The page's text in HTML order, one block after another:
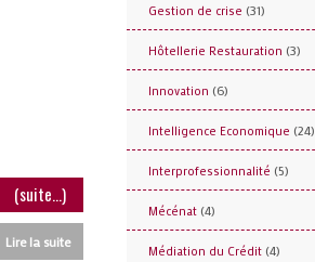
(suite…)
Lire la suite
Gestion de crise (31)
Hôtellerie Restauration (3)
Innovation (6)
Intelligence Economique (24)
Interprofessionnalité (5)
Mécénat (4)
Médiation du Crédit (4)